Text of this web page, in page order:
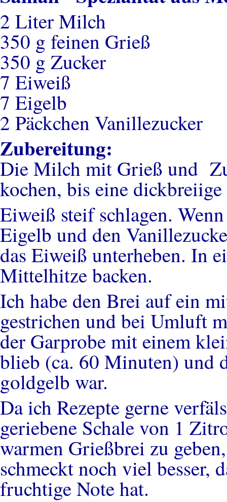
2 Liter Milch
350 g feinen Grieß
350 g Zucker
7 Eiweiß
7 Eigelb
2 Päckchen Vanillezucker
Zubereitung:
Die Milch mit Grieß und
kochen, bis eine
Eiweiß steif schlagen.
Eigelb und den
das Eiweiß unterheben. In
Mittelhitze backen.
Ich habe den Brei auf ein
gestrichen und bei Umluft
der Garprobe mit einem
blieb (ca. 60 Minuten) und
goldgelb war.
Da ich Rezepte gerne
geriebene Schale von 1
warmen Grießbrei zu
schmeckt noch viel besser,
fruchtige Note hat.